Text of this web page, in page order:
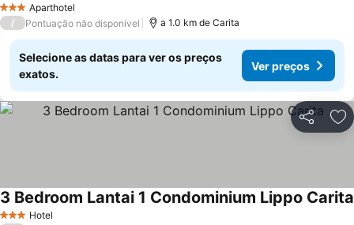
3 EstrelasAparthotel
/ Pontuação não disponível a 1.0 km de Carita
Selecione as datas para ver os preços
exatos.
Ver preços
Partilhar
3 EstrelasHotel
3 Bedroom Lantai 1 Condominium Lippo Carita